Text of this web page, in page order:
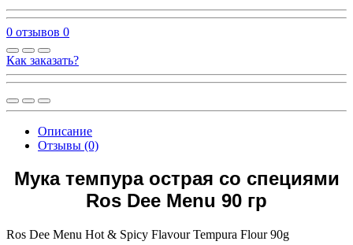
0 отзывов 0
Как заказать?
Описание
Отзывы (0)
Мука темпура острая со специями
Ros Dee Menu 90 гр
Ros Dee Menu Hot & Spicy Flavour Tempura Flour 90g